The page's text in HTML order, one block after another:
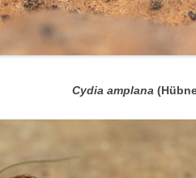
Cydia amplana